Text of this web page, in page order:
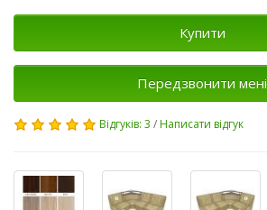
Купити
Передзвонити мені
Відгуків: 3 /Написати відгук